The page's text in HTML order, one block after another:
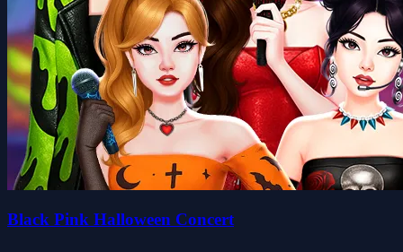
Black Pink Halloween Concert